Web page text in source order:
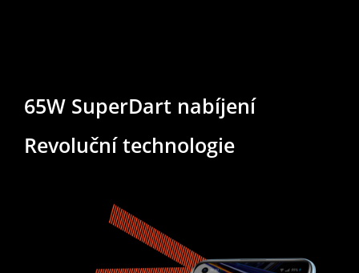
65W SuperDart nabíjení
Revoluční technologie